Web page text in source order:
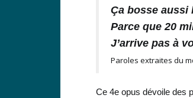
Ça bosse aussi
Parce que 20
J’arrive pas à
Paroles extraites du
Ce 4e opus dévoile des